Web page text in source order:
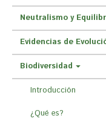
Neutralismo y
Evidencias de
Biodiversidad
Introducción
¿Qué es?